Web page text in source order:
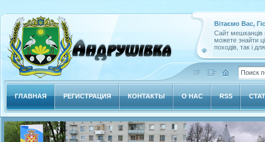
Вітаємо Вас,
Сайт мешканців
можете знайти
походів, так і
ГЛАВНАЯ РЕГИСТРАЦИЯ КОНТАКТЫ О НАС RSS